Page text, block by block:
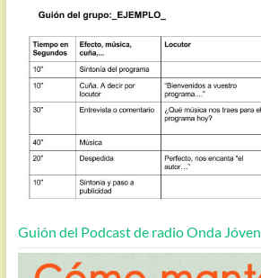
Guión del Podcast de radio Onda Jóven